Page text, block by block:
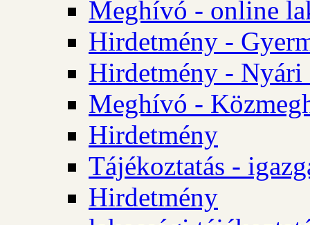
Meghívó - online
Hirdetmény -
Hirdetmény - Nyári
Meghívó -
Hirdetmény
Tájékoztatás -
Hirdetmény